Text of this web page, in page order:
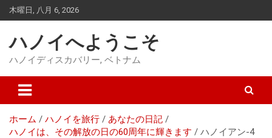
ン
ッ
木曜日, 八月 6, 2026
ハノイへようこそ
ハノイディスカバリー, ベトナム
ホーム ハノイを旅行
あなたの日記
ハノイは、その解放の日の60周年に輝きます
ハノイアン-4